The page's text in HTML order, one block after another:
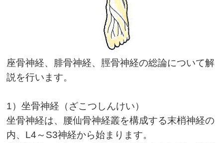
座骨神経、腓骨神経、脛骨神経の総論について解
説を行います。
1）坐骨神経（ざこつしんけい）
坐骨神経は、腰仙骨神経叢を構成する末梢神経の
内、 L4 ～ S3神経から始まります。